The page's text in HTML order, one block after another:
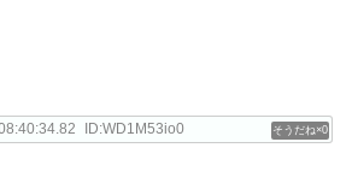
0
ID:WD1M53io0